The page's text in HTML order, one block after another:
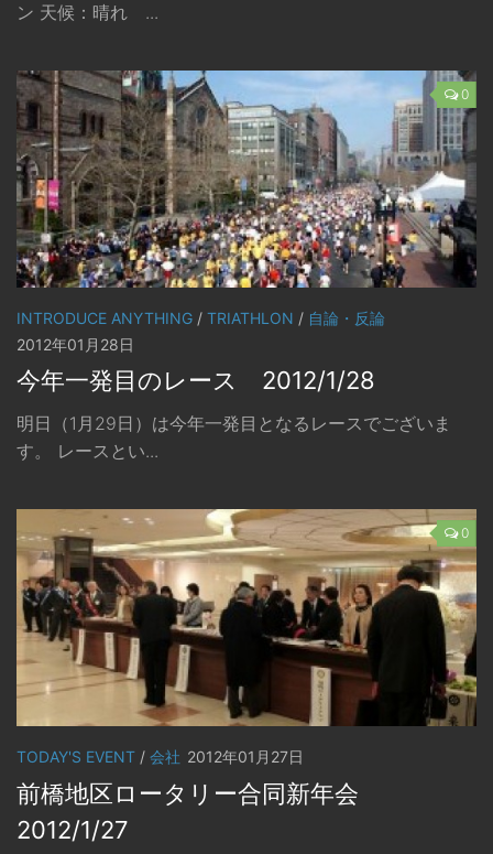
ン 天候：晴れ ...
0
INTRODUCE ANYTHING / TRIATHLON / 自論・反論
2012年01月28日
今年一発目のレース 2012/1/28
明日（1月29日）は今年一発目となるレースでございま
す。 レースとい...
0
TODAY'S EVENT / 会社 2012年01月27日
前橋地区ロータリー合同新年会
2012/1/27